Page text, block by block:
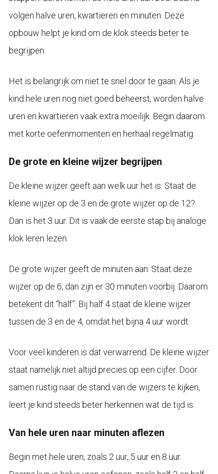
volgen halve uren, kwartieren en minuten. Deze
opbouw helpt je kind om de klok steeds beter te
begrijpen.
Het is belangrijk om niet te snel door te gaan. Als je
kind hele uren nog niet goed beheerst, worden halve
uren en kwartieren vaak extra moeilijk. Begin daarom
met korte oefenmomenten en herhaal regelmatig.
De grote en kleine wijzer begrijpen
De kleine wijzer geeft aan welk uur het is. Staat de
kleine wijzer op de 3 en de grote wijzer op de 12?
Dan is het 3 uur. Dit is vaak de eerste stap bij analoge
klok leren lezen.
De grote wijzer geeft de minuten aan. Staat deze
wijzer op de 6, dan zijn er 30 minuten voorbij. Daarom
betekent dit “half”. Bij half 4 staat de kleine wijzer
tussen de 3 en de 4, omdat het bijna 4 uur wordt.
Voor veel kinderen is dat verwarrend. De kleine wijzer
staat namelijk niet altijd precies op een cijfer. Door
samen rustig naar de stand van de wijzers te kijken,
leert je kind steeds beter herkennen wat de tijd is.
Van hele uren naar minuten aflezen
Begin met hele uren, zoals 2 uur, 5 uur en 8 uur.